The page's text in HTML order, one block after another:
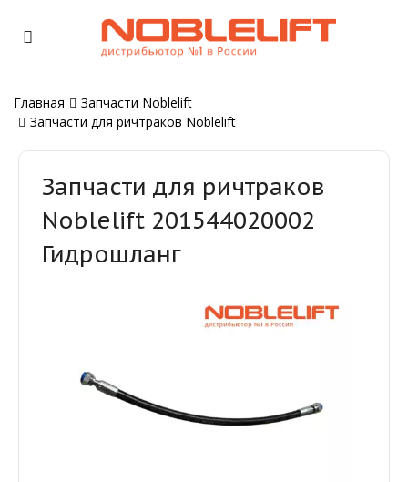
Главная
Запчасти Noblelift
Запчасти для ричтраков Noblelift
Запчасти для ричтраков
Noblelift 201544020002
Гидрошланг